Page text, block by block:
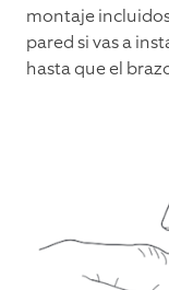
montaje
pared si vas a
hasta que el